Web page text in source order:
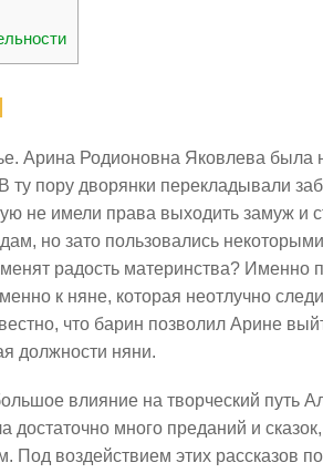
Арина Родионовна Яковлева была
ту пору дворянки перекладывали
не имели права выходить замуж и
но зато пользовались
радость материнства? Именно
к няне, которая неотлучно
что барин позволил Арине
должности няни.
влияние на творческий путь
достаточно много преданий и
Под воздействием этих рассказов